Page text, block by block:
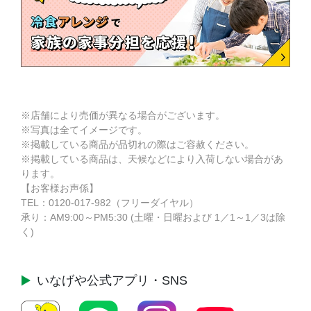
※店舗により売価が異なる場合がございます。
※写真は全てイメージです。
※掲載している商品が品切れの際はご容赦ください。
※掲載している商品は、天候などにより入荷しない場合があ
ります。
【お客様お声係】
TEL： 0120-017-982 （フリーダイヤル）
承り：AM9:00～PM5:30 (土曜・日曜および 1／1～1／3は除
く)
いなげや公式アプリ・SNS